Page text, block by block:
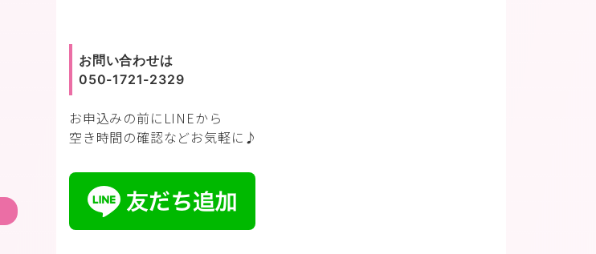
お問い合わせは
050-1721-2329
お申込みの前に LINEから
空き時間の確認などお気軽に♪